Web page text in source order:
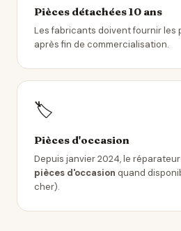
Pièces détachées 10 ans
Les fabricants doivent fournir les
après fin de commercialisation.
🏷️
Pièces d'occasion
Depuis janvier 2024, le
pièces d'occasion quand
cher).